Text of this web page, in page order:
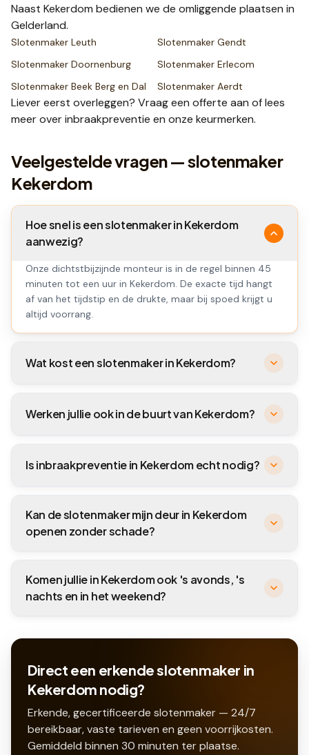
Naast Kekerdom bedienen we de omliggende plaatsen in
Gelderland.
Slotenmaker Leuth Slotenmaker Gendt
Slotenmaker Doornenburg Slotenmaker Erlecom
Slotenmaker Beek Berg en Dal Slotenmaker Aerdt
Liever eerst overleggen? Vraag een offerte aan of lees
meer overinbraakpreventie en onze keurmerken.
Veelgestelde vragen — slotenmaker
Kekerdom
Hoe snel is een slotenmaker in Kekerdom
aanwezig?
Onze dichtstbijzijnde monteur is in de regel binnen 45
minuten tot een uur in Kekerdom. De exacte tijd hangt
af van het tijdstip en de drukte, maar bij spoed krijgt u
altijd voorrang.
Wat kost een slotenmaker in Kekerdom?
Werken jullie ook in de buurt van Kekerdom?
Is inbraakpreventie in Kekerdom echt nodig?
Kan de slotenmaker mijn deur in Kekerdom
openen zonder schade?
Komen jullie in Kekerdom ook 's avonds, 's
nachts en in het weekend?
Direct een erkende slotenmaker in
Kekerdom nodig?
Erkende, gecertificeerde slotenmaker — 24/7
bereikbaar, vaste tarieven en geen voorrijkosten.
Gemiddeld binnen 30 minuten ter plaatse.